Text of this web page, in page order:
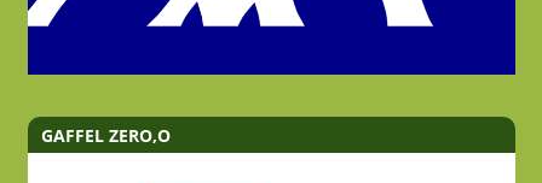
GAFFEL ZERO,O